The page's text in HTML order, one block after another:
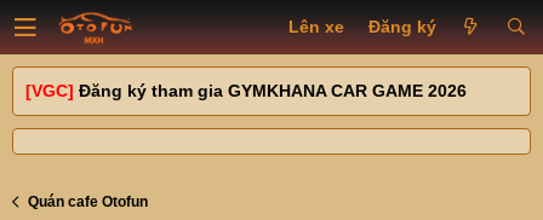
Lên xe Đăng ký
[VGC] Đăng ký tham gia GYMKHANA CAR GAME 2026
Quán cafe Otofun